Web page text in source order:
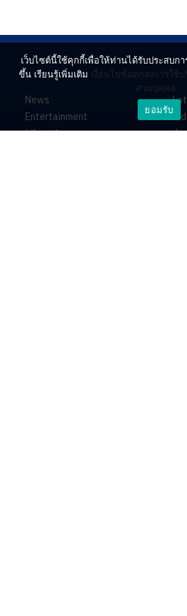
News
Entertainment
Lifestyle
ร่ว
เว็บไซต์นี้ใช้คุกกี้เพื่อให้ท่านได้รับประสบก
ขึ้น เรียนรู้เพิ่มเติม เงื่อนไขข้อตกลงการใช้บ
ส่วนบุคคล
ยอมรับ